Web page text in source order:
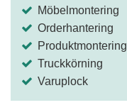
Möbelmontering
Orderhantering
Produktmontering
Truckkörning
Varuplock